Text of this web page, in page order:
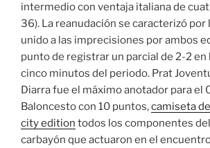
intermedio con ventaja italiana de
36). La reanudación se caracterizó por
unido a las imprecisiones por ambos
punto de registrar un parcial de 2-2
cinco minutos del periodo. Prat
Diarra fue el máximo anotador para el
Baloncesto con 10 puntos,camiseta
city edition todos los componentes
carbayón que actuaron en el